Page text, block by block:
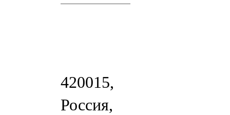
420015,
Россия,